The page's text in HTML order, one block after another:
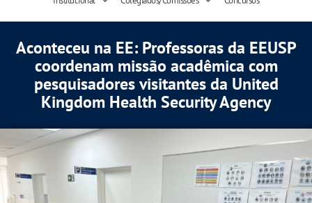
Aconteceu na EE: Professoras da EEUSP
coordenam missão acadêmica com
pesquisadores visitantes da United
Kingdom Health Security Agency